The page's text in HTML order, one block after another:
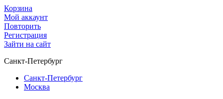
Корзина
Мой аккаунт
Повторить
Регистрация
Зайти на сайт
Санкт-Петербург
Санкт-Петербург
Москва